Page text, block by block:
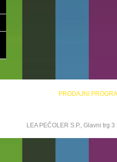
PRODAJNI
LEA PEČOLER S.P., Glavni trg